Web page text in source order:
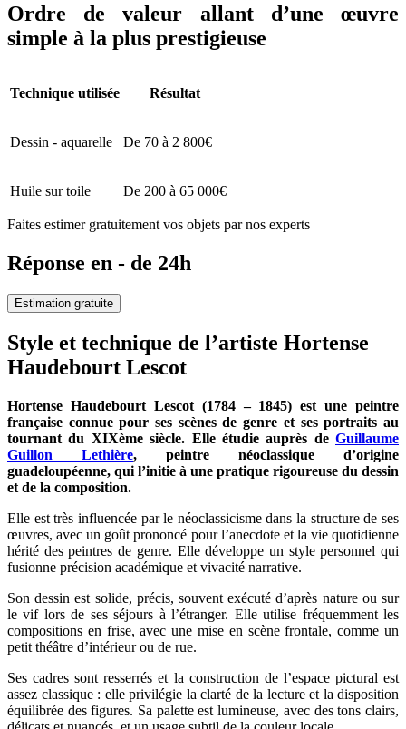
Ordre de valeur allant d’une œuvre
simple à la plus prestigieuse
Technique utilisée Résultat
Dessin - aquarelle De 70 à 2 800€
Huile sur toile De 200 à 65 000€
Faites estimer gratuitement vos objets par nos experts
Réponse en - de 24h
Estimation gratuite
Style et technique de l’artiste Hortense
Haudebourt Lescot
Hortense Haudebourt Lescot (1784 – 1845) est une peintre
française connue pour ses scènes de genre et ses portraits au
tournant du XIXème siècle. Elle étudie auprès de Guillaume
Guillon Lethière, peintre néoclassique d’origine
guadeloupéenne, qui l’initie à une pratique rigoureuse du dessin
et de la composition.
Elle est très influencée par le néoclassicisme dans la structure de ses
œuvres, avec un goût prononcé pour l’anecdote et la vie quotidienne
hérité des peintres de genre. Elle développe un style personnel qui
fusionne précision académique et vivacité narrative.
Son dessin est solide, précis, souvent exécuté d’après nature ou sur
le vif lors de ses séjours à l’étranger. Elle utilise fréquemment les
compositions en frise, avec une mise en scène frontale, comme un
petit théâtre d’intérieur ou de rue.
Ses cadres sont resserrés et la construction de l’espace pictural est
assez classique : elle privilégie la clarté de la lecture et la disposition
équilibrée des figures. Sa palette est lumineuse, avec des tons clairs,